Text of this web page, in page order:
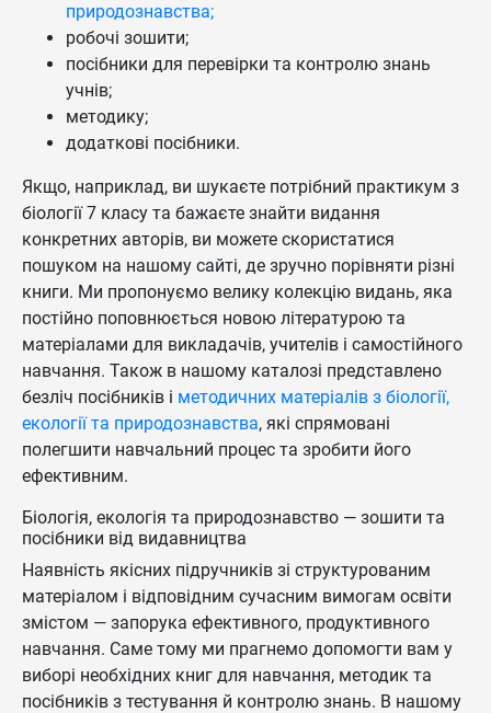
природознавства;
робочі зошити;
посібники для перевірки та контролю знань
учнів;
методику;
додаткові посібники.
Якщо, наприклад, ви шукаєте потрібний практикум з
біології 7 класу та бажаєте знайти видання
конкретних авторів, ви можете скористатися
пошуком на нашому сайті, де зручно порівняти різні
книги. Ми пропонуємо велику колекцію видань, яка
постійно поповнюється новою літературою та
матеріалами для викладачів, учителів і самостійного
навчання. Також в нашому каталозі представлено
безліч посібників і методичних матеріалів з біології,
екології та природознавства, які спрямовані
полегшити навчальний процес та зробити його
ефективним.
Біологія, екологія та природознавство — зошити та
посібники від видавництва
Наявність якісних підручників зі структурованим
матеріалом і відповідним сучасним вимогам освіти
змістом — запорука ефективного, продуктивного
навчання. Саме тому ми прагнемо допомогти вам у
виборі необхідних книг для навчання, методик та
посібників з тестування й контролю знань. В нашому